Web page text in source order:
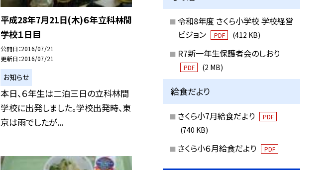
平成28年7月21日(木)６年立科林間
学校１日目
公開日 2016/07/21
更新日 2016/07/21
お知らせ
本日、６年生は二泊三日の立科林間
学校に出発しました。学校出発時、東
京は雨でしたが...
令和8年度 さくら小学校 学校経営
ビジョン
PDF (412 KB)
R7新一年生保護者会のしおり
PDF (2 MB)
給食だより
さくら小7月給食だより PDF
(740 KB)
さくら小６月給食だより PDF